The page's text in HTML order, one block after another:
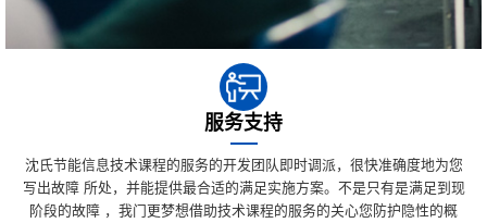
服务支持
沈氏节能信息技术课程的服务的开发团队即时调派，很快准确度地为您
写出故障 所处，并能提供最合适的满足实施方案。不是只有是满足到现
阶段的故障 ，我门更梦想借助技术课程的服务的关心您防护隐性的概